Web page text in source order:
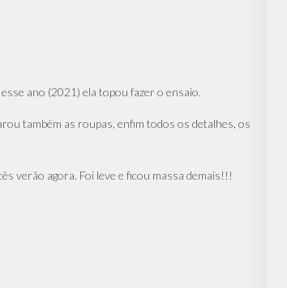
ano (2021) ela topou fazer o ensaio.
também as roupas, enfim todos os detalhes, os
verão agora. Foi leve e ficou massa demais!!!